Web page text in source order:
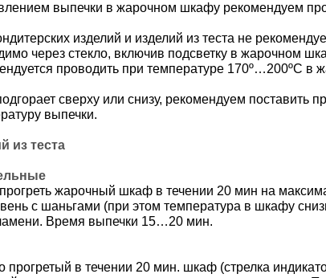
выпечки в жарочном шкафу рекомендуем
изделий и изделий из теста не
через стекло, включив подсветку в жарочном
проводить при температуре 170º…200ºС
сверху или снизу, рекомендуем поставить
выпечки.
из теста
жарочный шкаф в течении 20 мин на
с шаньгами (при этом температура в шкафу
Время выпечки 15…20 мин.
прогретый в течении 20 мин. шкаф (стрелка